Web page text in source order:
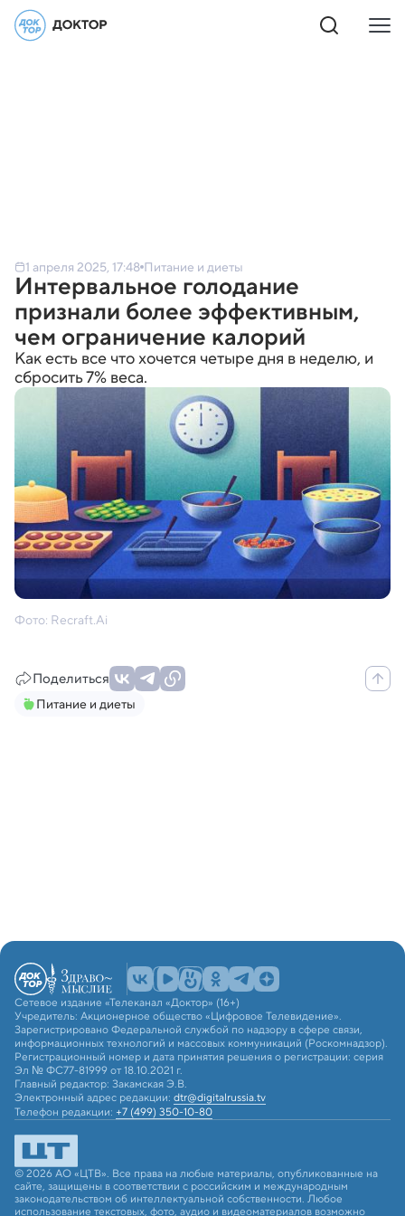
1 апреля 2025, 17:48 Питание и диеты
Интервальное голодание
признали более эффективным,
чем ограничение калорий
Как есть все что хочется четыре дня в неделю, и
сбросить 7% веса.
Фото: Recraft.Ai
Поделиться
Питание и диеты
Сетевое издание «Телеканал «Доктор» (16+)
Учредитель: Акционерное общество «Цифровое Телевидение».
Зарегистрировано Федеральной службой по надзору в сфере связи,
информационных технологий и массовых коммуникаций (Роскомнадзор).
Регистрационный номер и дата принятия решения о регистрации: серия
Эл № ФС77-81999 от 18.10.2021 г.
Главный редактор: Закамская Э.В.
Электронный адрес редакции: dtr@digitalrussia.tv
Телефон редакции: +7 (499) 350-10-80
© 2026 АО «ЦТВ». Все права на любые материалы, опубликованные на
сайте, защищены в соответствии с российским и международным
законодательством об интеллектуальной собственности. Любое
использование текстовых, фото, аудио и видеоматериалов возможно